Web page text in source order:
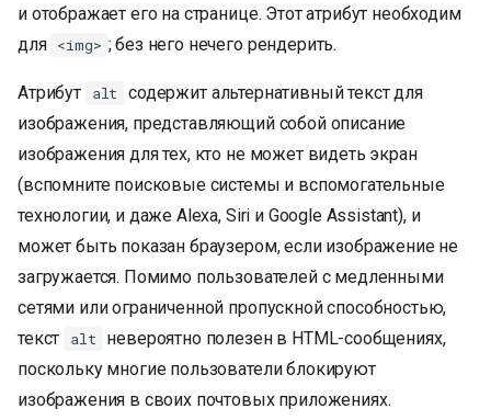
и отображает его на странице. Этот атрибут необходим
для <img> ; без него нечего рендерить.
Атрибут alt
содержит альтернативный текст для
изображения, представляющий собой описание
изображения для тех, кто не может видеть экран
(вспомните поисковые системы и вспомогательные
технологии, и даже Alexa, Siri и Google Assistant), и
может быть показан браузером, если изображение не
загружается. Помимо пользователей с медленными
сетями или ограниченной пропускной способностью,
текст
alt
невероятно полезен в HTML-сообщениях,
поскольку многие пользователи блокируют
изображения в своих почтовых приложениях.